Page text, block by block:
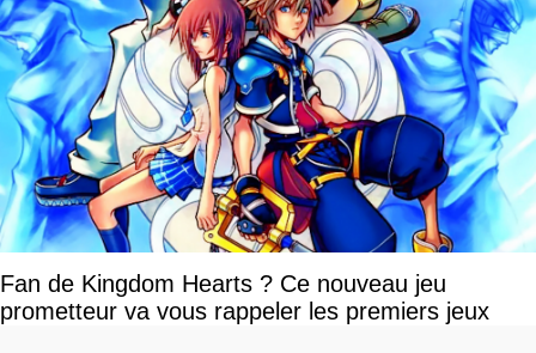
Fan de Kingdom Hearts ? Ce nouveau jeu
prometteur va vous rappeler les premiers jeux